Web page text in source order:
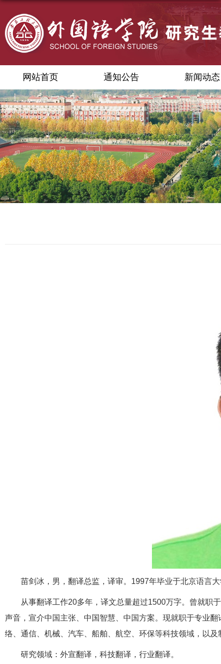
网站首页 通知公告 新闻动态
苗剑冰，男，翻译总监，译审。1997年毕业于北京语言
从事翻译工作20多年，译文总量超过1500万字。曾就职
声音，宣介中国主张、中国智慧、中国方案。现就职于专业
络、通信、机械、汽车、船舶、航空、环保等科技领域，以
研究领域：外宣翻译，科技翻译，行业翻译。